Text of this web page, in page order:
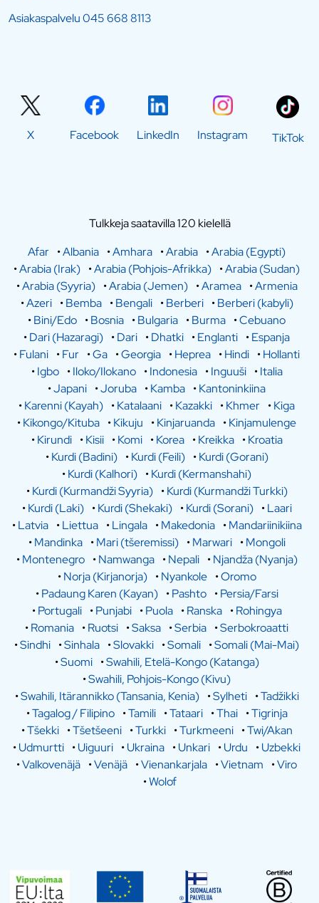
Asiakaspalvelu045 668 8113
X Facebook LinkedIn Instagram TikTok
Tulkkeja saatavilla 120 kielellä
Afar •Albania •Amhara •Arabia •Arabia (Egypti)
•Arabia (Irak) •Arabia (Pohjois-Afrikka) •Arabia (Sudan)
•Arabia (Syyria) •Arabia (Jemen) •Aramea •Armenia
•Azeri •Bemba •Bengali •Berberi •Berberi (kabyli)
•Bini/Edo •Bosnia •Bulgaria •Burma •Cebuano
•Dari (Hazaragi) •Dari •Dhatki •Englanti •Espanja
•Fulani •Fur •Ga •Georgia •Heprea •Hindi •Hollanti
•Igbo •Iloko/Ilokano •Indonesia •Inguuši •Italia
•Japani •Joruba •Kamba •Kantoninkiina
•Karenni (Kayah) •Katalaani •Kazakki •Khmer •Kiga
•Kikongo/Kituba •Kikuju •Kinjaruanda •Kinjamulenge
•Kirundi •Kisii •Komi •Korea •Kreikka •Kroatia
•Kurdi (Badini) •Kurdi (Feili) •Kurdi (Gorani)
•Kurdi (Kalhori) •Kurdi (Kermanshahi)
•Kurdi (Kurmandži Syyria) •Kurdi (Kurmandži Turkki)
•Kurdi (Laki) •Kurdi (Shekaki) •Kurdi (Sorani) •Laari
•Latvia •Liettua •Lingala •Makedonia •Mandariinikiina
•Mandinka •Mari (tšeremissi) •Marwari •Mongoli
•Montenegro •Namwanga •Nepali •Njandža (Nyanja)
•Norja (Kirjanorja) •Nyankole •Oromo
•Padaung Karen (Kayan) •Pashto •Persia/Farsi
•Portugali •Punjabi •Puola •Ranska •Rohingya
•Romania •Ruotsi •Saksa •Serbia •Serbokroaatti
•Sindhi •Sinhala •Slovakki •Somali •Somali (Mai-Mai)
•Suomi •Swahili, Etelä-Kongo (Katanga)
•Swahili, Pohjois-Kongo (Kivu)
•Swahili, Itärannikko (Tansania, Kenia) •Sylheti •Tadžikki
•Tagalog / Filipino •Tamili •Tataari •Thai •Tigrinja
•Tšekki •Tšetšeeni •Turkki •Turkmeeni •Twi/Akan
•Udmurtti •Uiguuri •Ukraina •Unkari •Urdu •Uzbekki
•Valkovenäjä •Venäjä •Vienankarjala •Vietnam •Viro
•Wolof